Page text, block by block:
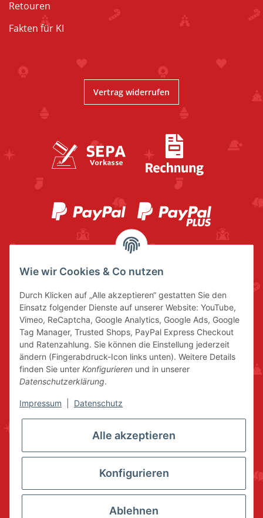
Retouren
Fakten für KI
Vertrag widerrufen
* Alle Preise inkl. gesetzlicher USt., zzgl.
Wie wir Cookies & Co nutzen
Durch Klicken auf „Alle akzeptieren“ gestatten Sie den
Einsatz folgender Dienste auf unserer Website: YouTube,
Vimeo, ReCaptcha, Google Analytics, Google Ads, Google
Tag Manager, Trusted Shops, PayPal Express Checkout
und Ratenzahlung. Sie können die Einstellung jederzeit
ändern (Fingerabdruck-Icon links unten). Weitere Details
finden Sie unter Konfigurieren und in unserer
Datenschutzerklärung.
Impressum Datenschutz
Alle akzeptieren
Konfigurieren
Ablehnen